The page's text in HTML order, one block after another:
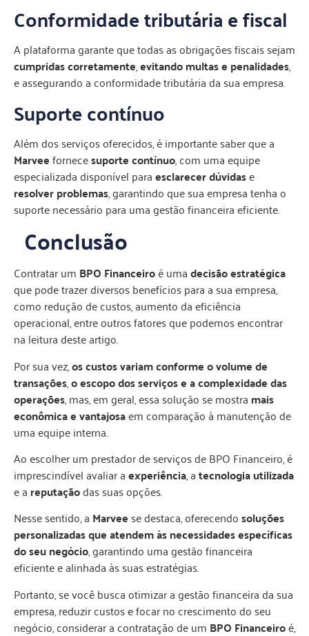
Conformidade tributária e fiscal
A plataforma garante que todas as obrigações fiscais sejam
cumpridas corretamente,evitando multas e penalidades,
e assegurando a conformidade tributária da sua empresa.
Suporte contínuo
Além dos serviços oferecidos, é importante saber que a
Marveefornecesuporte contínuo, com uma equipe
especializada disponível paraesclarecer dúvidase
resolver problemas, garantindo que sua empresa tenha o
suporte necessário para uma gestão financeira eficiente.
Conclusão
Contratar um BPO Financeiroé umadecisão estratégica
que pode trazer diversos benefícios para a sua empresa,
como redução de custos, aumento da eficiência
operacional, entre outros fatores que podemos encontrar
na leitura deste artigo.
Por sua vez,os custos variam conforme o volume de
transações,o escopo dos serviços e a complexidade das
operações, mas, em geral, essa solução se mostra mais
econômica e vantajosaem comparação à manutenção de
uma equipe interna.
Ao escolher um prestador de serviços de BPO Financeiro, é
imprescindível avaliar aexperiência, atecnologia utilizada
e a reputaçãodas suas opções.
Nesse sentido, a Marveese destaca, oferecendosoluções
personalizadas que atendem às necessidades específicas
do seu negócio, garantindo uma gestão financeira
eficiente e alinhada às suas estratégias.
Portanto, se você busca otimizar a gestão financeira da sua
empresa, reduzir custos e focar no crescimento do seu
negócio, considerar a contratação de um BPO Financeiroé,